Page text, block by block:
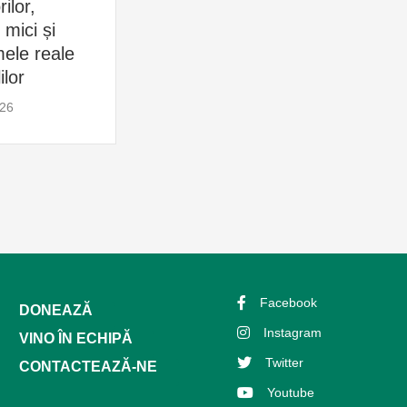
mici și
reale
DONEAZĂ
VINO ÎN ECHIPĂ
CONTACTEAZĂ-NE
Facebook
Instagram
Twitter
Youtube